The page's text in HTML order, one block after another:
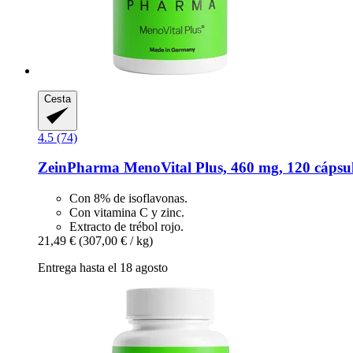
Cesta
4.5 (74)
ZeinPharma MenoVital Plus, 460 mg, 120
Con 8% de isoflavonas.
Con vitamina C y zinc.
Extracto de trébol rojo.
21,49 € (307,00 € / kg)
Entrega hasta el 18 agosto